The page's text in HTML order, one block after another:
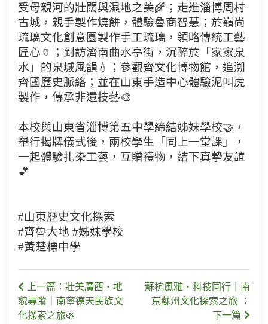
受母親河的壯闊與濕地之美🌾；走進淄博周村
古城，親手製作燒餅，體驗魯商智慧；於嶺尚
琉璃文化創意園製作手工琉璃，領略傳統工藝
匠心🏺；到訪濟南曲水亭街，沉醉於「家家泉
水」的泉城風韻💧；參觀齊文化博物館，追溯
齊國歷史脈絡；並在山東手造中心體驗泥叫虎
製作，傳承非遺技藝🎨
本校與山東省淄博第五中學締結姊妹學校🤝，
舉行揭牌儀式後，兩校學生「同上一堂課」，
一起體驗扎染工藝，互贈禮物，結下真摯友誼
💕
#山東歷史文化探索
#齊魯大地 #姊妹學校
#黃楚標中學
上一篇：壯美廣西・地
貌尋蹤｜南寧德天民族文
化探索之旅🌿
蘇杭風雅・科技同行｜南
京蘇州文化探索之旅 ：
下一篇